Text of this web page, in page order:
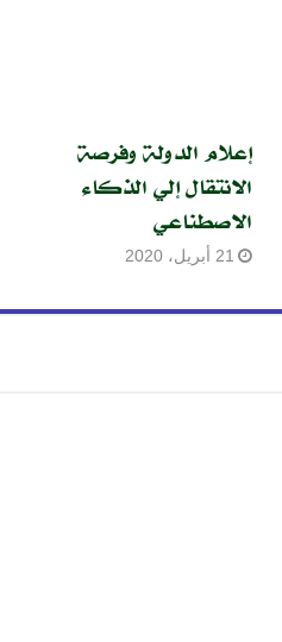
إعلام الدولة وفرصة
الانتقال إلي الذكاء
الاصطناعي
21 أبريل، 2020